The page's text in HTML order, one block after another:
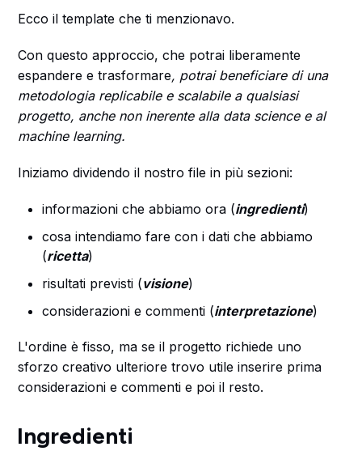
Ecco il template che ti menzionavo.
Con questo approccio, che potrai liberamente
espandere e trasformare, potrai beneficiare di una
metodologia replicabile e scalabile a qualsiasi
progetto, anche non inerente alla data science e al
machine learning.
Iniziamo dividendo il nostro file in più sezioni:
informazioni che abbiamo ora (ingredienti)
cosa intendiamo fare con i dati che abbiamo
(ricetta)
risultati previsti (visione)
considerazioni e commenti (interpretazione)
L'ordine è fisso, ma se il progetto richiede uno
sforzo creativo ulteriore trovo utile inserire prima
considerazioni e commenti e poi il resto.
Ingredienti